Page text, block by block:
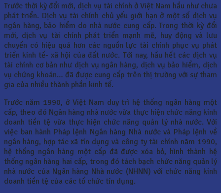
Trước thời kỳ đổi mới, dịch vụ tài chính ở Việt Nam hầu như chưa
phát triển. Dịch vụ tài chính chủ yếu giới hạn ở một số dịch vụ
ngân hàng, bảo hiểm do nhà nước cung cấp. Trong thời kỳ đổi
mới, dịch vụ tài chính phát triển mạnh mẽ, huy động và lưu
chuyển có hiệu quả hơn các nguồn lực tài chính phục vụ phát
triển kinh tế- xã hội của đất nước. Tới nay, hầu hết các dịch vụ
tài chính cơ bản như dịch vụ ngân hàng, dịch vụ bảo hiểm, dịch
vụ chứng khoán… đã được cung cấp trên thị trường với sự tham
gia của nhiều thành phần kinh tế.
Trước năm 1990, ở Việt Nam duy trì hệ thống ngân hàng một
cấp, theo đó Ngân hàng nhà nước vừa thực hiện chức năng kinh
doanh tiền tệ vừa thực hiện chức năng quản lý nhà nước. Với
việc ban hành Pháp lệnh Ngân hàng Nhà nước và Pháp lệnh về
ngân hàng, hợp tác xã tín dụng và công ty tài chính năm 1990,
hệ thống ngân hàng một cấp đã được xóa bỏ, hình thành hệ
thống ngân hàng hai cấp, trong đó tách bạch chức năng quản lý
nhà nước của Ngân hàng Nhà nước (NHNN) với chức năng kinh
doanh tiền tệ của các tổ chức tín dụng.